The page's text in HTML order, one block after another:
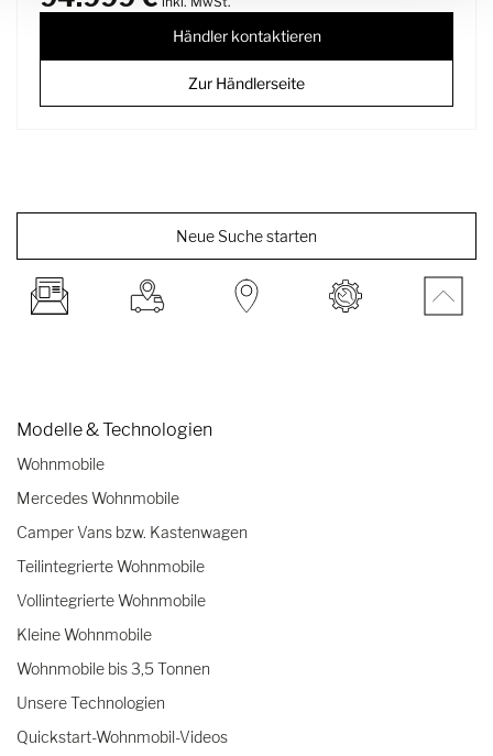
Händler kontaktieren
Zur Händlerseite
Neue Suche starten
Modelle & Technologien
Wohnmobile
Mercedes Wohnmobile
Camper Vans bzw. Kastenwagen
Teilintegrierte Wohnmobile
Vollintegrierte Wohnmobile
Kleine Wohnmobile
Wohnmobile bis 3,5 Tonnen
Unsere Technologien
Quickstart-Wohnmobil-Videos